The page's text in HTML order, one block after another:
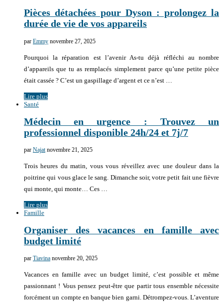
Pièces détachées pour Dyson : prolongez la
durée de vie de vos appareils
par Emmy novembre 27, 2025
Pourquoi la réparation est l’avenir As-tu déjà réfléchi au nombre
d’appareils que tu as remplacés simplement parce qu’une petite pièce
était cassée ? C’est un gaspillage d’argent et ce n’est …
Lire plus
Santé
Médecin en urgence : Trouvez un
professionnel disponible 24h/24 et 7j/7
par Najat novembre 21, 2025
Trois heures du matin, vous vous réveillez avec une douleur dans la
poitrine qui vous glace le sang. Dimanche soir, votre petit fait une fièvre
qui monte, qui monte… Ces …
Lire plus
Famille
Organiser des vacances en famille avec
budget limité
par Tiavina novembre 20, 2025
Vacances en famille avec un budget limité, c’est possible et même
passionnant ! Vous pensez peut-être que partir tous ensemble nécessite
forcément un compte en banque bien garni. Détrompez-vous. L’aventure